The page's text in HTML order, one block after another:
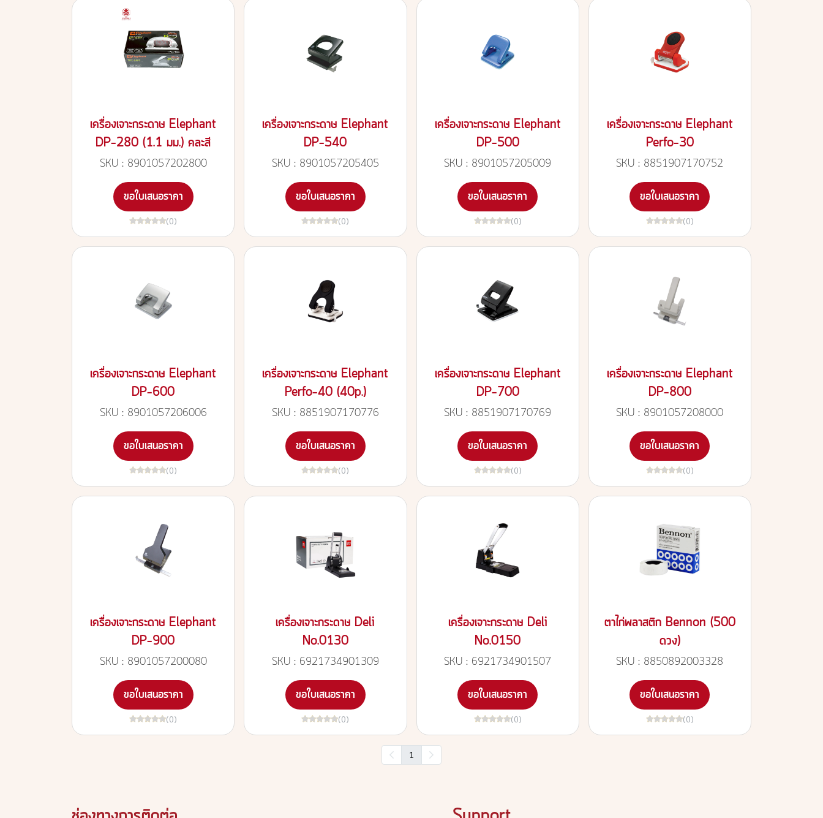
เครื่องเจาะกระดาษ Elephant
DP-280 (1.1 มม.) คละสี
SKU : 8901057202800
ขอใบเสนอราคา
(0)
เครื่องเจาะกระดาษ Elephant
DP-540
SKU : 8901057205405
ขอใบเสนอราคา
(0)
เครื่องเจาะกระดาษ Elephant
DP-500
SKU : 8901057205009
ขอใบเสนอราคา
(0)
เครื่องเจาะกระดาษ Elephant
Perfo-30
SKU : 8851907170752
ขอใบเสนอราคา
(0)
เครื่องเจาะกระดาษ Elephant
DP-600
SKU : 8901057206006
ขอใบเสนอราคา
(0)
เครื่องเจาะกระดาษ Elephant
Perfo-40 (40p.)
SKU : 8851907170776
ขอใบเสนอราคา
(0)
เครื่องเจาะกระดาษ Elephant
DP-700
SKU : 8851907170769
ขอใบเสนอราคา
(0)
เครื่องเจาะกระดาษ Elephant
DP-800
SKU : 8901057208000
ขอใบเสนอราคา
(0)
เครื่องเจาะกระดาษ Elephant
DP-900
SKU : 8901057200080
ขอใบเสนอราคา
(0)
เครื่องเจาะกระดาษ Deli
No.0130
SKU : 6921734901309
ขอใบเสนอราคา
(0)
เครื่องเจาะกระดาษ Deli
No.0150
SKU : 6921734901507
ขอใบเสนอราคา
(0)
ตาไก่พลาสติก Bennon (500
ดวง)
SKU : 8850892003328
ขอใบเสนอราคา
(0)
1